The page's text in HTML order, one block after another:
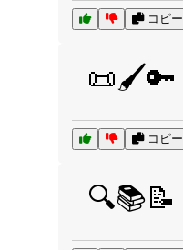
コピー
📜🖌️🔑
コピー
🔍📚📝